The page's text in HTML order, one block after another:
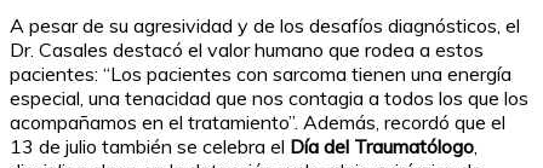
A pesar de su agresividad y de los desafíos diagnósticos, el
Dr. Casales destacó el valor humano que rodea a estos
pacientes: “Los pacientes con sarcoma tienen una energía
especial, una tenacidad que nos contagia a todos los que los
acompañamos en el tratamiento”. Además, recordó que el
13 de julio también se celebra el Día del Traumatólogo,